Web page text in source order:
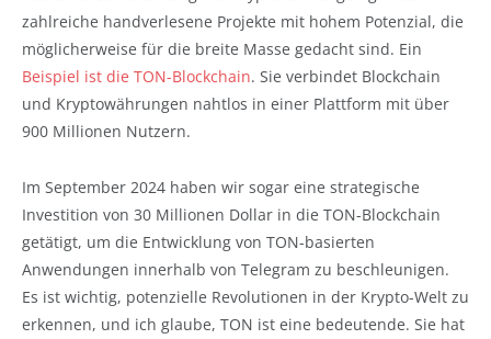
zahlreiche handverlesene Projekte mit hohem Potenzial, die
möglicherweise für die breite Masse gedacht sind. Ein
Beispiel ist die TON-Blockchain. Sie verbindet Blockchain
und Kryptowährungen nahtlos in einer Plattform mit über
900 Millionen Nutzern.
Im September 2024 haben wir sogar eine strategische
Investition von 30 Millionen Dollar in die TON-Blockchain
getätigt, um die Entwicklung von TON-basierten
Anwendungen innerhalb von Telegram zu beschleunigen.
Es ist wichtig, potenzielle Revolutionen in der Krypto-Welt zu
erkennen, und ich glaube, TON ist eine bedeutende. Sie hat